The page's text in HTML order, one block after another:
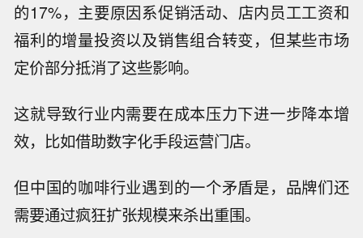
点。
2023年四季度，瑞幸自营门店的营业利润为6.9亿
同期这一指标为21.6%。瑞幸财报中对此表示，
受到季节性、万店同庆优惠活动以及激烈的行业
司预期。